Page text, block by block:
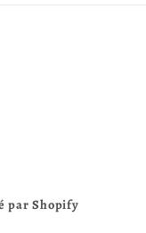
par Shopify